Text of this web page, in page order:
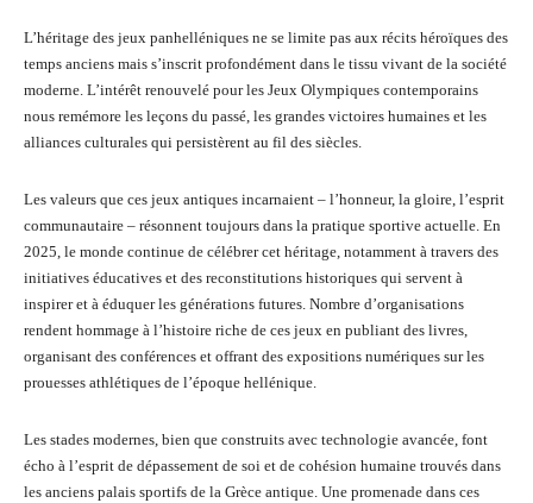
L’héritage des jeux panhelléniques ne se limite pas aux récits héroïques des
temps anciens mais s’inscrit profondément dans le tissu vivant de la société
moderne. L’intérêt renouvelé pour les Jeux Olympiques contemporains
nous remémore les leçons du passé, les grandes victoires humaines et les
alliances culturales qui persistèrent au fil des siècles.
Les valeurs que ces jeux antiques incarnaient – l’honneur, la gloire, l’esprit
communautaire – résonnent toujours dans la pratique sportive actuelle. En
2025, le monde continue de célébrer cet héritage, notamment à travers des
initiatives éducatives et des reconstitutions historiques qui servent à
inspirer et à éduquer les générations futures. Nombre d’organisations
rendent hommage à l’histoire riche de ces jeux en publiant des livres,
organisant des conférences et offrant des expositions numériques sur les
prouesses athlétiques de l’époque hellénique.
Les stades modernes, bien que construits avec technologie avancée, font
écho à l’esprit de dépassement de soi et de cohésion humaine trouvés dans
les anciens palais sportifs de la Grèce antique. Une promenade dans ces